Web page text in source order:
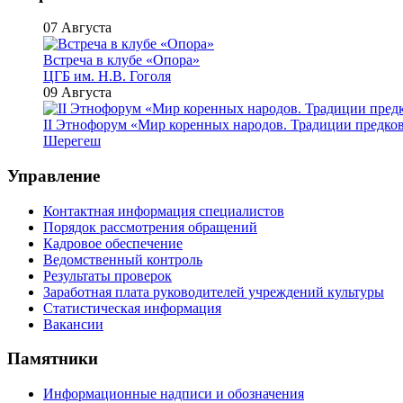
07 Августа
Встреча в клубе «Опора»
ЦГБ им. Н.В. Гоголя
09 Августа
II Этнофорум «Мир коренных народов. Традиции
Шерегеш
Управление
Контактная информация специалистов
Порядок рассмотрения обращений
Кадровое обеспечение
Ведомственный контроль
Результаты проверок
Заработная плата руководителей учреждений культуры
Статистическая информация
Вакансии
Памятники
Информационные надписи и обозначения